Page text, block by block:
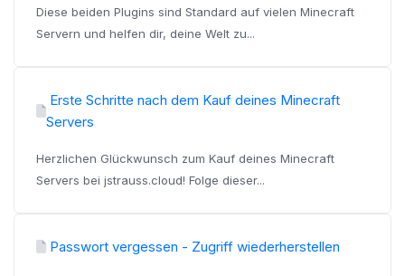
Diese beiden Plugins sind Standard auf vielen Minecraft
Servern und helfen dir, deine Welt zu...
Erste Schritte nach dem Kauf deines Minecraft
Servers
Herzlichen Glückwunsch zum Kauf deines Minecraft
Servers bei jstrauss.cloud! Folge dieser...
Passwort vergessen - Zugriff wiederherstellen